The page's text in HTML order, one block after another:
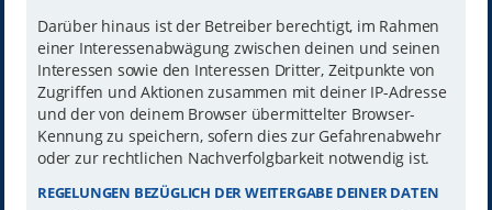
Darüber hinaus ist der Betreiber berechtigt, im Rahmen
einer Interessenabwägung zwischen deinen und seinen
Interessen sowie den Interessen Dritter, Zeitpunkte von
Zugriffen und Aktionen zusammen mit deiner IP-Adresse
und der von deinem Browser übermittelter Browser-
Kennung zu speichern, sofern dies zur Gefahrenabwehr
oder zur rechtlichen Nachverfolgbarkeit notwendig ist.
REGELUNGEN BEZÜGLICH DER WEITERGABE DEINER DATEN